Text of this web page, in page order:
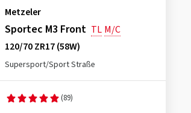
Metzeler
Sportec M3 Front TL M/C
120/70 ZR17 (58W)
Supersport/Sport Straße
(89)